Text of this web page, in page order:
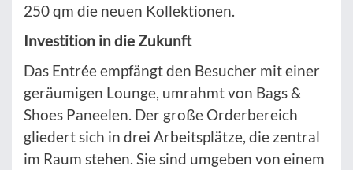
250 qm die neuen Kollektionen.
Investition in die Zukunft
Das Entrée empfängt den Besucher mit einer
geräumigen Lounge, umrahmt von Bags &
Shoes Paneelen. Der große Orderbereich
gliedert sich in drei Arbeitsplätze, die zentral
im Raum stehen. Sie sind umgeben von einem